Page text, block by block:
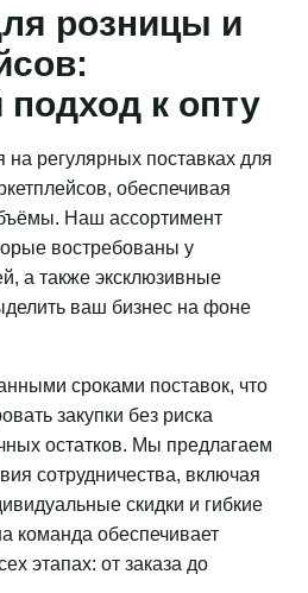
розницы и
к опту
регулярных поставках для
обеспечивая
Наш ассортимент
востребованы у
а также эксклюзивные
ваш бизнес на фоне
сроками поставок, что
закупки без риска
остатков. Мы предлагаем
сотрудничества, включая
скидки и гибкие
команда обеспечивает
этапах: от заказа до